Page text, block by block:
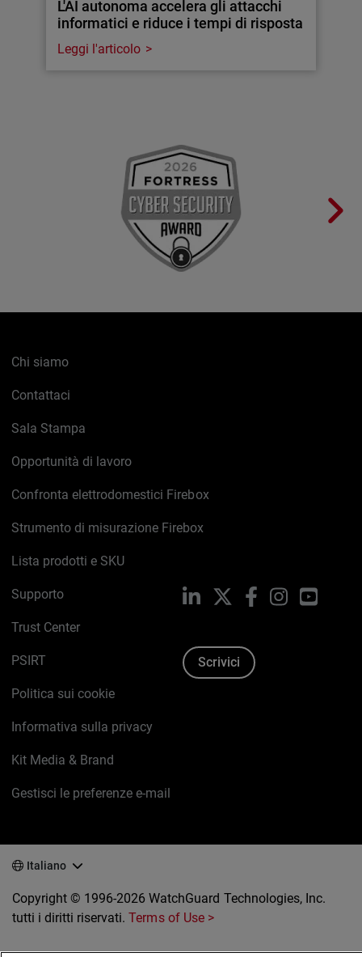
L'AI autonoma accelera gli attacchi
informatici e riduce i tempi di risposta
Leggi l'articolo
Chi siamo
Contattaci
Sala Stampa
Opportunità di lavoro
Confronta elettrodomestici Firebox
Strumento di misurazione Firebox
Lista prodotti e SKU
Supporto
Trust Center
PSIRT
Politica sui cookie
Informativa sulla privacy
Kit Media & Brand
Gestisci le preferenze e-mail
LinkedIn FacebookInstagram
Scrivici
Italiano
Copyright © 1996-2026 WatchGuard Technologies, Inc.
tutti i diritti riservati.Terms of Use >